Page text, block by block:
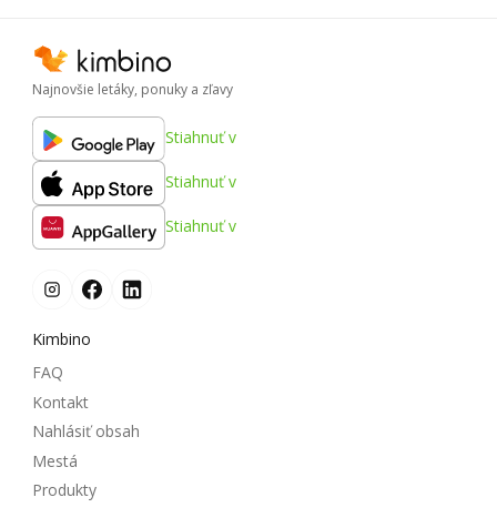
Najnovšie letáky, ponuky a zľavy
Stiahnuť v
Stiahnuť v
Stiahnuť v
Kimbino
FAQ
Kontakt
Nahlásiť obsah
Mestá
Produkty